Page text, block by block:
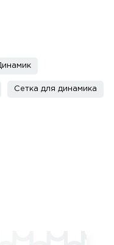
Сетка для динамика